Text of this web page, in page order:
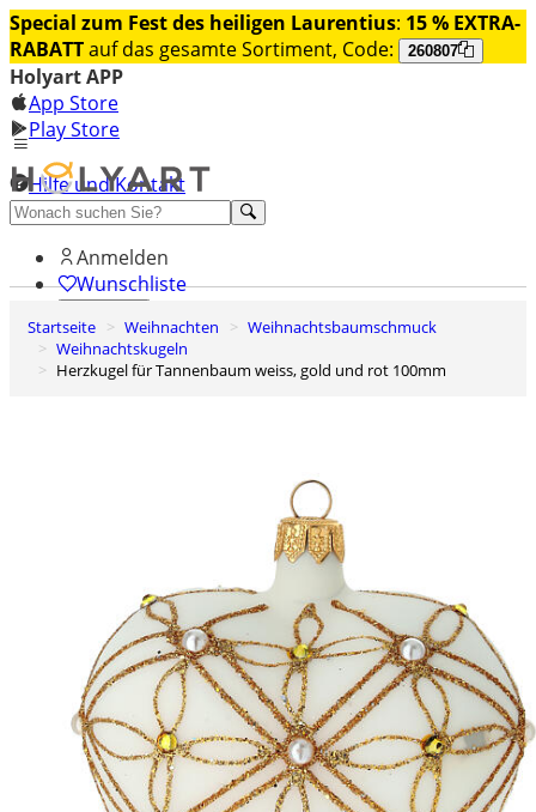
Special zum Fest des heiligen Laurentius: 15 % EXTRA-
RABATTauf das gesamte Sortiment, Code: 260807
Holyart APP
App Store
Play Store
Hilfe und Kontakt
Entdecken Sie Premium
Anmelden
Wunschliste
0
Warenkorb
Startseite Weihnachten
Weihnachtsbaumschmuck
Weihnachtskugeln
Herzkugel für Tannenbaum weiss, gold und rot 100mm